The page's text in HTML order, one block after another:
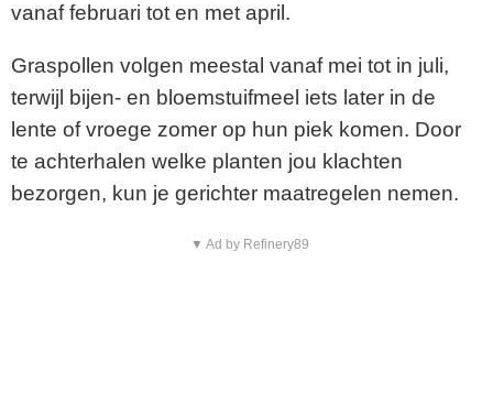
vanaf februari tot en met april.
Graspollen volgen meestal vanaf mei tot in juli,
terwijl bijen- en bloemstuifmeel iets later in de
lente of vroege zomer op hun piek komen. Door
te achterhalen welke planten jou klachten
bezorgen, kun je gerichter maatregelen nemen.
▼ Ad by Refinery89